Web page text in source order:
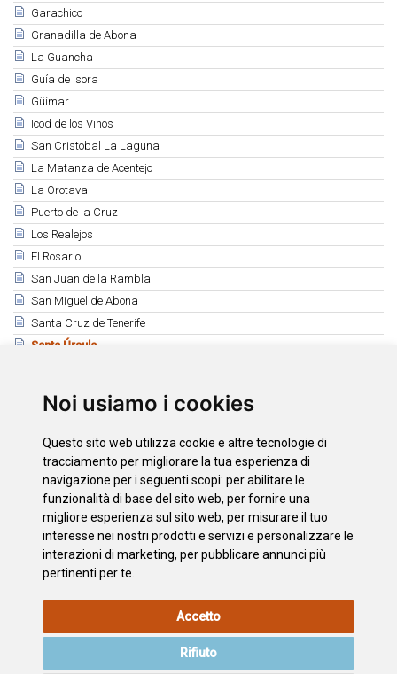
Noi usiamo i cookies
Questo sito web utilizza cookie e altre tecnologie di
tracciamento per migliorare la tua esperienza di
navigazione per i seguenti scopi: per abilitare le
funzionalità di base del sito web, per fornire una
migliore esperienza sul sito web, per misurare il tuo
interesse nei nostri prodotti e servizi e personalizzare le
interazioni di marketing, per pubblicare annunci più
pertinenti per te
Accetto
Rifiuto
Garachico
Granadilla de Abona
La Guancha
Guía de Isora
Güímar
Icod de los Vinos
San Cristobal La Laguna
La Matanza de Acentejo
La Orotava
Puerto de la Cruz
Los Realejos
El Rosario
San Juan de la Rambla
San Miguel de Abona
Santa Cruz de Tenerife
Santa Úrsula
Los Silos
El Tanque
Tegueste
La Victoria de Acentejo
Vilaflor
ACCESSIBILITÀ CONTATTO